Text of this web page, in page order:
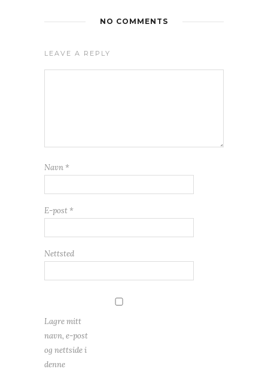
NO COMMENTS
LEAVE A REPLY
Navn *
E-post *
Nettsted
Lagre mitt
navn, e-post
og nettside i
denne